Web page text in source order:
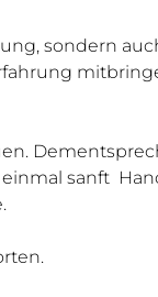
sondern
sanft